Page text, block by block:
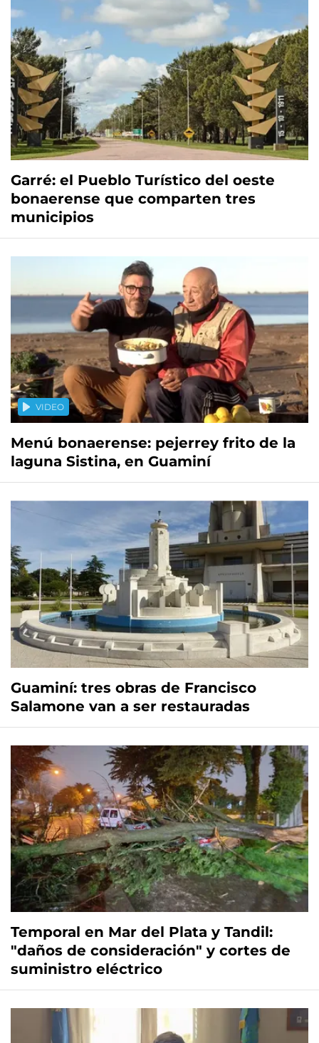
Garré: el Pueblo Turístico del oeste
bonaerense que comparten tres
municipios
VIDEO
Menú bonaerense: pejerrey frito de la
laguna Sistina, en Guaminí
Guaminí: tres obras de Francisco
Salamone van a ser restauradas
Temporal en Mar del Plata y Tandil:
"daños de consideración" y cortes de
suministro eléctrico